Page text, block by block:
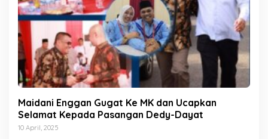
Maidani Enggan Gugat Ke MK dan Ucapkan
Selamat Kepada Pasangan Dedy-Dayat
10 April, 2025